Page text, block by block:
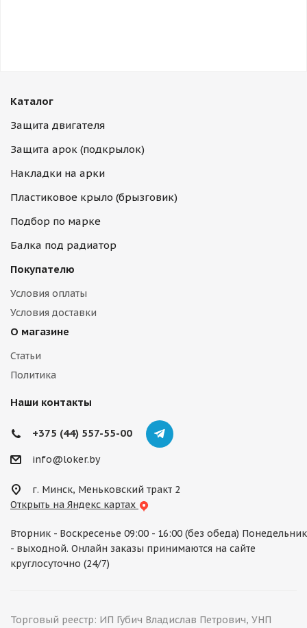
Каталог
Защита двигателя
Защита арок (подкрылок)
Накладки на арки
Пластиковое крыло (брызговик)
Подбор по марке
Балка под радиатор
Покупателю
Условия оплаты
Условия доставки
О магазине
Статьи
Политика
Наши контакты
+375 (44) 557-55-00
info@loker.by
г. Минск, Меньковский тракт 2
Открыть на Яндекс картах
Вторник - Воскресенье 09:00 - 16:00 (без обеда) Понедельник
- выходной. Онлайн заказы принимаются на сайте
круглосуточно (24/7)
Торговый реестр: ИП Губич Владислав Петрович, УНП